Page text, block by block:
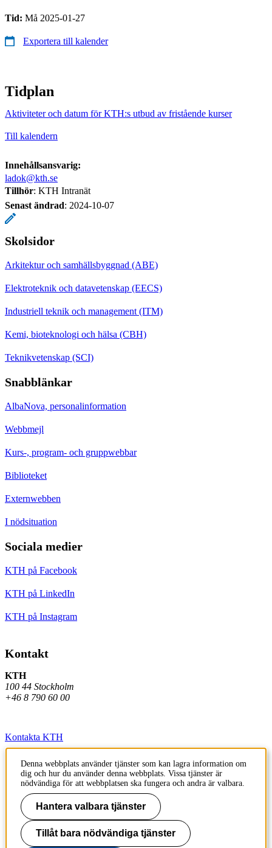
Tid: Må 2025-01-27
Exportera till kalender
Tidplan
Aktiviteter och datum för KTH:s utbud av fristående kurser
Till kalendern
Innehållsansvarig:
ladok@kth.se
Tillhör: KTH Intranät
Senast ändrad: 2024-10-07
Skolsidor
Arkitektur och samhällsbyggnad (ABE)
Elektroteknik och datavetenskap (EECS)
Industriell teknik och management (ITM)
Kemi, bioteknologi och hälsa (CBH)
Teknikvetenskap (SCI)
Snabblänkar
AlbaNova, personalinformation
Webbmejl
Kurs-, program- och gruppwebbar
Biblioteket
Externwebben
I nödsituation
Sociala medier
KTH på Facebook
KTH på LinkedIn
KTH på Instagram
Kontakt
KTH
100 44 Stockholm
+46 8 790 60 00
Kontakta KTH
Jobba på KTH
Press och media
Faktura och betalning KTH
Om KTH:s webbplatser
Denna webbplats använder tjänster som kan lagra information om
dig och hur du använder denna webbplats. Vissa tjänster är
nödvändiga för att webbplatsen ska fungera och andra är valbara.
Hantera valbara tjänster
Tillåt bara nödvändiga tjänster